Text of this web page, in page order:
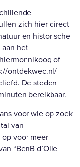
zich hier direct
en historische
het
of
ontdekwec.nl/
De steden
bereikbaar.
voor wie op zoek
van
voor meer
“BenB d’Olle